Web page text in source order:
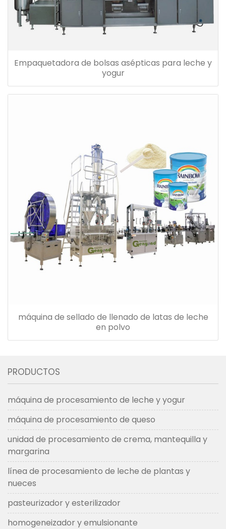
Empaquetadora de bolsas asépticas para leche y
yogur
máquina de sellado de llenado de latas de leche
en polvo
PRODUCTOS
máquina de procesamiento de leche y yogur
máquina de procesamiento de queso
unidad de procesamiento de crema, mantequilla y
margarina
línea de procesamiento de leche de plantas y
nueces
pasteurizador y esterilizador
homogeneizador y emulsionante